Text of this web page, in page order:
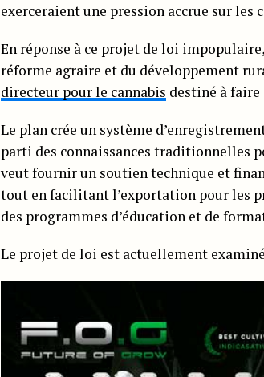
exerceraient une pression accrue sur les
En réponse à ce projet de loi
réforme agraire et du développement
directeur pour le cannabis destiné à
Le plan crée un système
parti des connaissances traditionnelles
veut fournir un soutien technique et
tout en facilitant l’exportation pour les
des programmes d’éducation et de
Le projet de loi est actuellement